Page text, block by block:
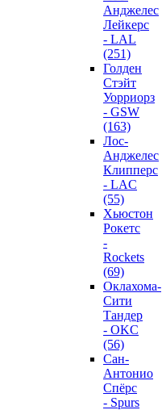
Анджелес
Лейкерс
- LAL
(251)
Голден
Стэйт
Уорриорз
- GSW
(163)
Лос-
Анджелес
Клипперс
- LAC
(55)
Хьюстон
Рокетс
-
Rockets
(69)
Оклахома-
Сити
Тандер
- OKC
(56)
Сан-
Антонио
Спёрс
- Spurs